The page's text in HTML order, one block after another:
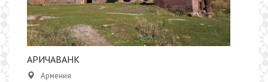
АРИЧАВАНК
Армения